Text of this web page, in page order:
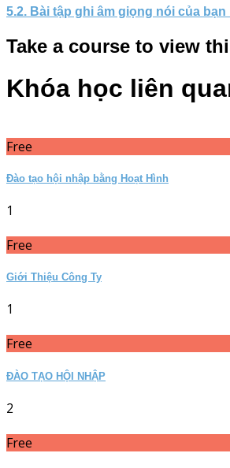
5.2. Bài tập ghi âm giọng nói của
Take a course to view
Khóa học liên
Free
Đào tạo hội nhập bằng Hoạt Hình
1
Free
Giới Thiệu Công Ty
1
Free
ĐÀO TẠO HỘI NHẬP
2
Free